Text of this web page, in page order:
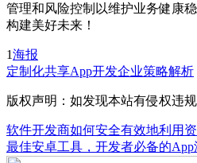
管理和风险控制以维护业务健康
构建美好未来！
1海报
定制化共享App开发企业策略解析
版权声明：如发现本站有侵权违
软件开发商如何安全有效地利用
最佳安卓工具，开发者必备的App